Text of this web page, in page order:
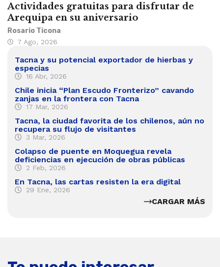
Actividades gratuitas para disfrutar de
Arequipa en su aniversario
Rosario Ticona
7 Ago, 2026
Tacna y su potencial exportador de hierbas y
especias
16 Abr, 2026
Chile inicia “Plan Escudo Fronterizo” cavando
zanjas en la frontera con Tacna
17 Mar, 2026
Tacna, la ciudad favorita de los chilenos, aún no
recupera su flujo de visitantes
3 Mar, 2026
Colapso de puente en Moquegua revela
deficiencias en ejecución de obras públicas
2 Feb, 2026
En Tacna, las cartas resisten la era digital
29 Ene, 2026
CARGAR MÁS